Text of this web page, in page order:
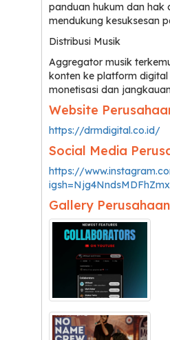
panduan hukum dan hak
mendukung kesuksesan
Distribusi Musik
Aggregator musik
konten ke platform
monetisasi dan
Website
https://drmdigital.co.id/
Social Media
https://
Gallery Perusahaan